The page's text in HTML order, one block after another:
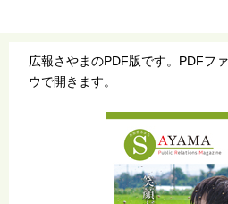
広報さやまのPDF版です。PDFフ
ウで開きます。